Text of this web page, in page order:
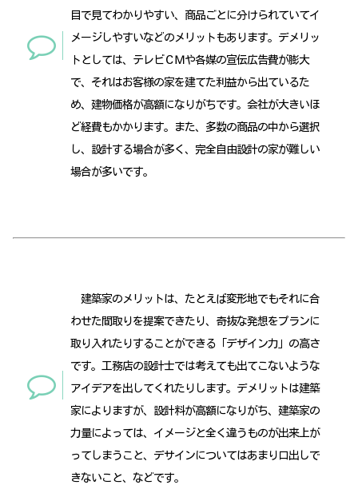
目で見てわかりやすい、商品ごとに分けられていてイ
メージしやすいなどのメリットもあります。デメリッ
トとしては、テレビＣＭや各媒の宣伝広告費が膨大
で、それはお客様の家を建てた利益から出ているた
め、建物価格が高額になりがちです。会社が大きいほ
ど経費もかかります。また、多数の商品の中から選択
し、設計する場合が多く、完全自由設計の家が難しい
場合が多いです。
建築家のメリットは、たとえば変形地でもそれに合
わせた間取りを提案できたり、奇抜な発想をプランに
取り入れたりすることができる「デザイン力」の高さ
です。工務店の設計士では考えても出てこないような
アイデアを出してくれたりします。デメリットは建築
家によりますが、設計料が高額になりがち、建築家の
力量によっては、イメージと全く違うものが出来上が
ってしまうこと、デサインについてはあまり口出しで
きないこと、などです。